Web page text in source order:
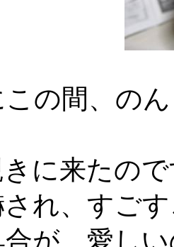
の間、の
に来たの
され、すご
が、愛し